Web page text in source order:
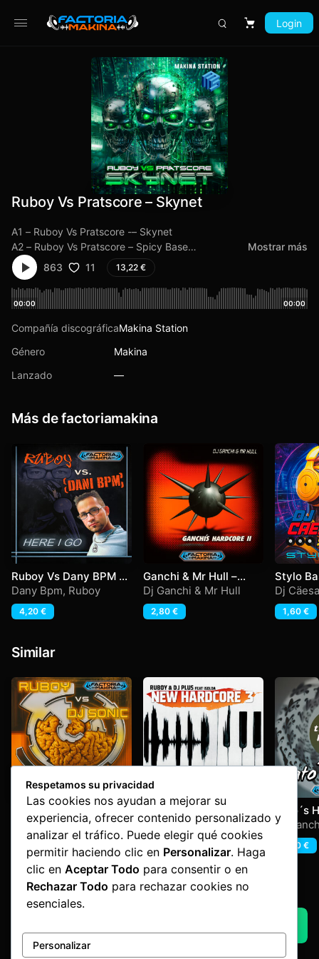
Carrito
Login
Ruboy Vs Pratscore – Skynet
A1 – Ruboy Vs Pratscore -– Skynet
A2 – Ruboy Vs Pratscore – Spicy Base
B1 – Ruboy Vs Pratscore – The Harder Truth
B2 – Ruboy – Victory Remix
Mostrar más
863
11 13,22 €
00:00 00:00
Compañía discográficaMakina Station
Género
Makina
Lanzado
—
Más de factoriamakina
Ruboy Vs Dany BPM –
Here I Go
Dany Bpm, Ruboy
4,20 €
Ganchi & Mr Hull –
Ganchi’s Hardcore II
Dj Ganchi & Mr Hull
2,80 €
Stylo
Dj
1,60 €
Similar
Feel This Groove
Dj Sonic,Ruboy
New Hardcore 3
Dj Plus,Isolda,Ruboy
Tato´s
Dj
1,60 €
Advertisement by Factoria Makina
Respetamos su privacidad
Las cookies nos ayudan a mejorar su
experiencia, ofrecer contenido personalizado y
analizar el tráfico. Puede elegir qué cookies
permitir haciendo clic en Personalizar. Haga
clic en Aceptar Todo para consentir o en
Rechazar Todo para rechazar cookies no
esenciales.
Personalizar